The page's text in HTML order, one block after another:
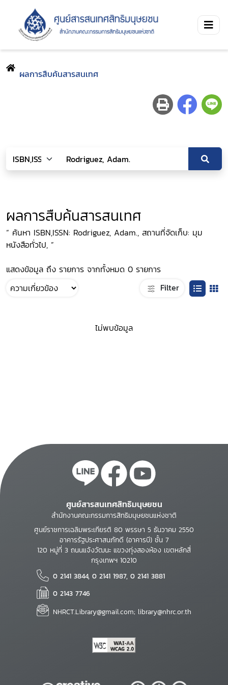
ผลการสืบค้นสารสนเทศ
ผลการสืบค้นสารสนเทศ
“ ค้นหา ISBN,ISSN: Rodriguez, Adam., สถานที่จัดเก็บ: มุม
หนังสือทั่วไป, ”
แสดงข้อมูล ถึง รายการ จากทั้งหมด 0 รายการ
Filter
ไม่พบข้อมูล
ศูนย์สารสนเทศสิทธิมนุษยชน
สำนักงานคณะกรรมการสิทธิมนุษยชนแห่งชาติ
ศูนย์ราชการเฉลิมพระเกียรติ 80 พรรษา 5 ธันวาคม 2550
อาคารรัฐประศาสนภักดี (อาคารบี) ชั้น 7
120 หมู่ที่ 3 ถนนแจ้งวัฒนะ แขวงทุ่งสองห้อง เขตหลักสี่
กรุงเทพฯ 10210
0 2141 3844, 0 2141 1987, 0 2141 3881
0 2143 7746
NHRCT.Library@gmail.com; library@nhrc.or.th